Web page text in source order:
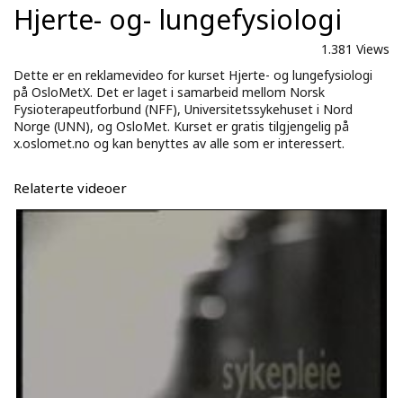
Hjerte- og- lungefysiologi
1.381 Views
Dette er en reklamevideo for kurset Hjerte- og lungefysiologi
på OsloMetX. Det er laget i samarbeid mellom Norsk
Fysioterapeutforbund (NFF), Universitetssykehuset i Nord
Norge (UNN), og OsloMet. Kurset er gratis tilgjengelig på
x.oslomet.no og kan benyttes av alle som er interessert.
Relaterte videoer